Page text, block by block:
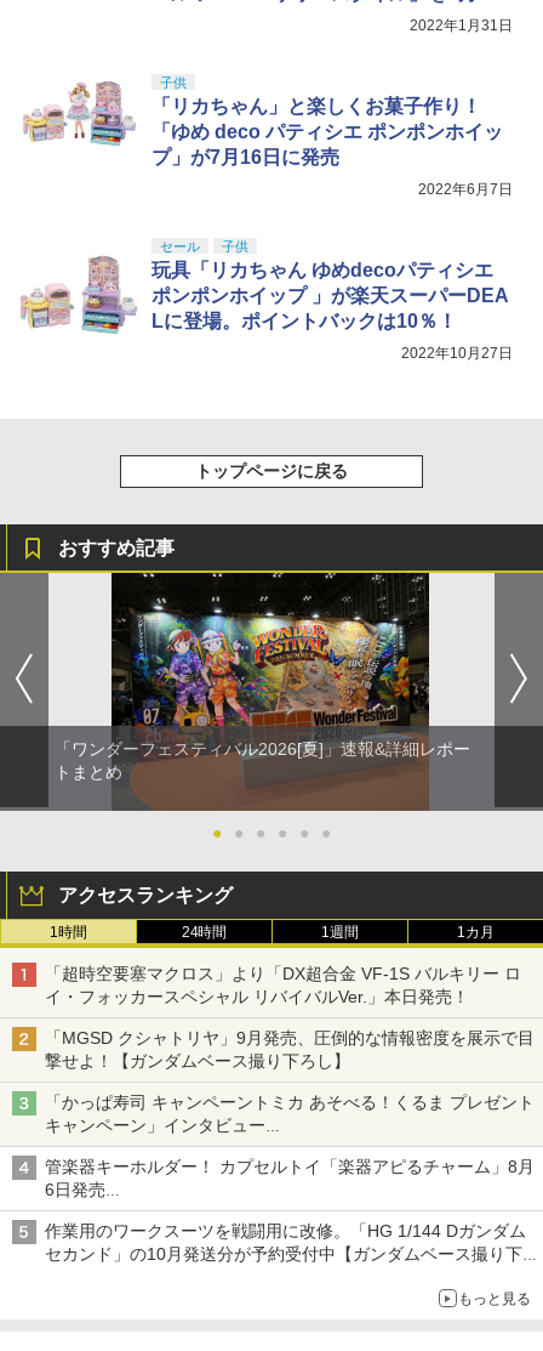
2022年1月31日
子供
「リカちゃん」と楽しくお菓子作り！
「ゆめ deco パティシエ ポンポンホイッ
プ」が7月16日に発売
2022年6月7日
セール 子供
玩具「リカちゃん ゆめdecoパティシエ
ポンポンホイップ 」が楽天スーパーDEA
Lに登場。ポイントバックは10％！
2022年10月27日
トップページに戻る
おすすめ記事
「ワンダーフェスティバル2026[夏]」速報&詳細レポー
トまとめ
● ● ● ● ● ●
アクセスランキング
1時間 24時間 1週間 1カ月
「超時空要塞マクロス」より「DX超合金 VF-1S バルキリー ロ
イ・フォッカースペシャル リバイバルVer.」本日発売！
「MGSD クシャトリヤ」9月発売、圧倒的な情報密度を展示で目
撃せよ！【ガンダムベース撮り下ろし】
「かっぱ寿司 キャンペーントミカ あそべる！くるま プレゼント
キャンペーン」インタビュー
子どもが楽しめるかっぱ寿司ならではの体験とコラボの楽しさを
追求
管楽器キーホルダー！ カプセルトイ「楽器アピるチャーム」8月
6日発売
チューバ、テナサクなど5種各3色
作業用のワークスーツを戦闘用に改修。「HG 1/144 Dガンダム
セカンド」の10月発送分が予約受付中【ガンダムベース撮り下
もっと見る